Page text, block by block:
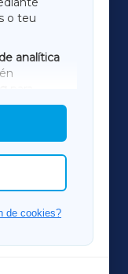
o teu
analítica
das
de cookies?